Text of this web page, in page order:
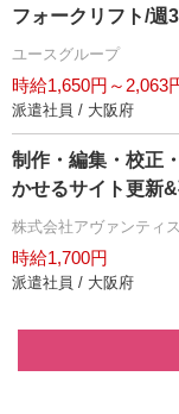
フォークリフト/週
ユースグループ
時給1,650円～2,063
派遣社員 / 大阪府
制作・編集・校正
かせるサイト更新
株式会社アヴァンティ
時給1,700円
派遣社員 / 大阪府